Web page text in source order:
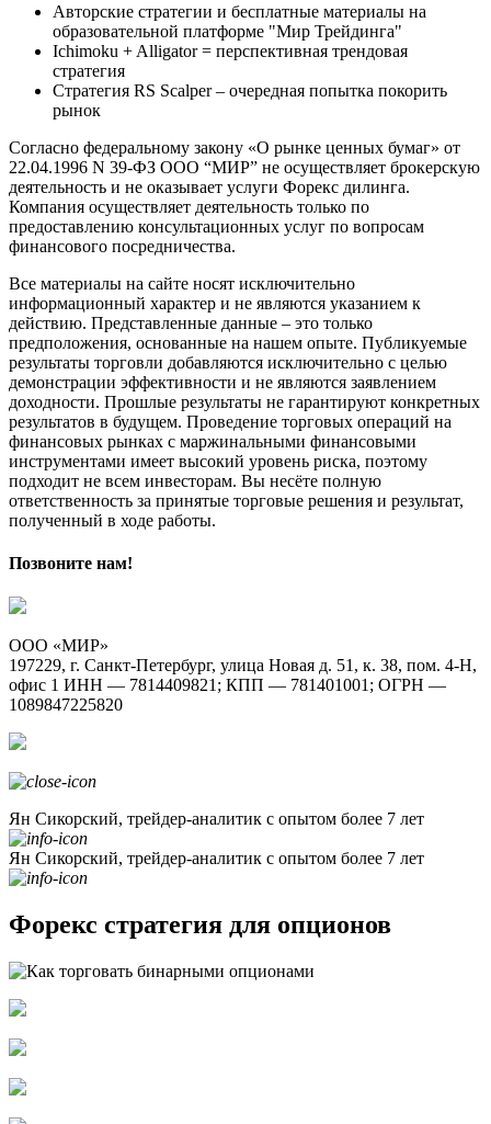
Авторские стратегии и бесплатные материалы на
образовательной платформе "Мир Трейдинга"
Ichimoku + Alligator = перспективная трендовая
стратегия
Стратегия RS Scalper – очередная попытка покорить
рынок
Согласно федеральному закону «О рынке ценных бумаг» от
22.04.1996 N 39-ФЗ ООО “МИР” не осуществляет брокерскую
деятельность и не оказывает услуги Форекс дилинга.
Компания осуществляет деятельность только по
предоставлению консультационных услуг по вопросам
финансового посредничества.
Все материалы на сайте носят исключительно
информационный характер и не являются указанием к
действию. Представленные данные – это только
предположения, основанные на нашем опыте. Публикуемые
результаты торговли добавляются исключительно с целью
демонстрации эффективности и не являются заявлением
доходности. Прошлые результаты не гарантируют конкретных
результатов в будущем. Проведение торговых операций на
финансовых рынках с маржинальными финансовыми
инструментами имеет высокий уровень риска, поэтому
подходит не всем инвесторам. Вы несёте полную
ответственность за принятые торговые решения и результат,
полученный в ходе работы.
Позвоните нам!
ООО «МИР»
197229, г. Санкт-Петербург, улица Новая д. 51, к. 38, пом. 4-Н,
офис 1 ИНН — 7814409821; КПП — 781401001; ОГРН —
1089847225820
Ян Сикорский, трейдер-аналитик с опытом более 7 лет
Ян Сикорский, трейдер-аналитик с опытом более 7 лет
Форекс стратегия для опционов